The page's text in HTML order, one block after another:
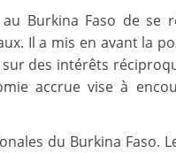
Burkina Faso de se
Il a mis en avant la
des intérêts
accrue vise à
du Burkina Faso.